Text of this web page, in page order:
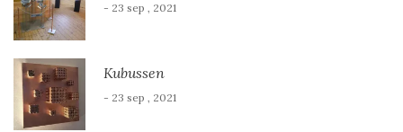
- 23 sep , 2021
Kubussen
- 23 sep , 2021